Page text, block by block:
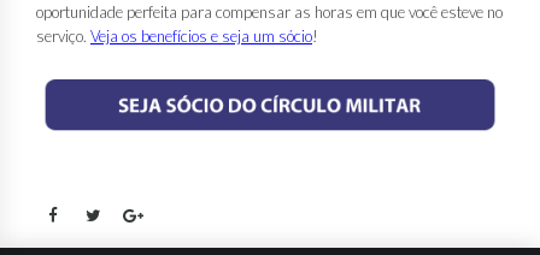
oportunidade perfeita para compensar as horas em que você esteve no
serviço. Veja os benefícios e seja um sócio!